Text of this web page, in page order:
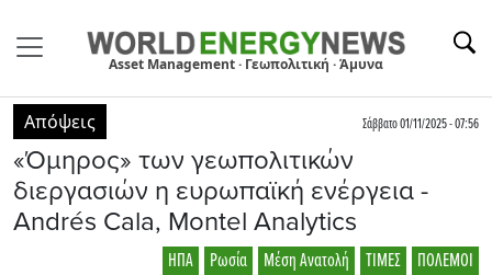
Asset Management · Γεωπολιτική · Άμυνα
Απόψεις Σάββατο 01/11/2025 - 07:56
«Όμηρος» των γεωπολιτικών
διεργασιών η ευρωπαϊκή ενέργεια -
Andrés Cala, Montel Analytics
ΠΟΛΕΜΟΙ
ΤΙΜΕΣ
Μέση Ανατολή
Ρωσία
ΗΠΑ